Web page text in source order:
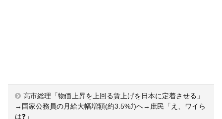
高市総理「物価上昇を上回る賃上げを日本に定着させる」
→国家公務員の月給大幅増額(約3.5%⤴)へ→庶民「え、ワイら
は❓」